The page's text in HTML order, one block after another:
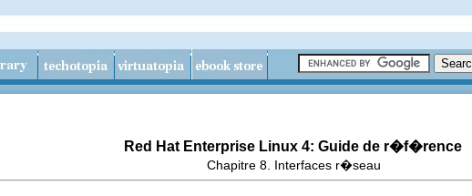
Red Hat Enterprise Linux 4: Guide de r�f�rence
Chapitre 8. Interfaces r�seau